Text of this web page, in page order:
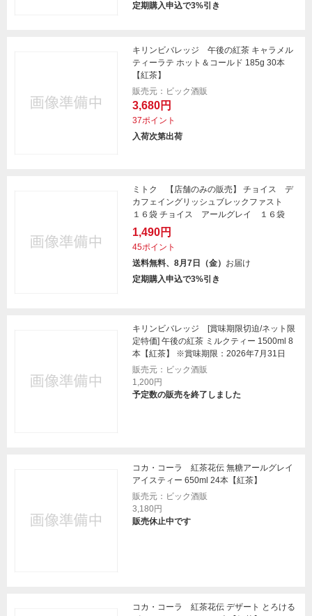
定期購入申込で3%引き
キリンビバレッジ 午後の紅茶 キャラメル
ティーラテ ホット＆コールド 185g 30本
【紅茶】
販売元：ビック酒販
3,680円
37ポイント
入荷次第出荷
ミトク 【店舗のみの販売】 チョイス デ
カフェイングリッシュブレックファスト
１６袋 チョイス アールグレイ １６袋
1,490円
45ポイント
送料無料、8月7日（金） お届け
定期購入申込で3%引き
キリンビバレッジ [賞味期限切迫/ネット限
定特価] 午後の紅茶 ミルクティー 1500ml 8
本【紅茶】 ※賞味期限：2026年7月31日
販売元：ビック酒販
1,200円
予定数の販売を終了しました
コカ・コーラ 紅茶花伝 無糖アールグレイ
アイスティー 650ml 24本【紅茶】
販売元：ビック酒販
3,180円
販売休止中です
コカ・コーラ 紅茶花伝 デザート とろける